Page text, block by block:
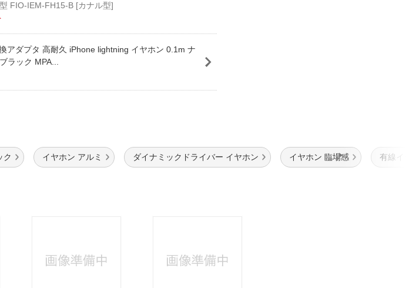
FIO-IEM-FH15-B [カナル型]
アダプタ 高耐久 iPhone lightning イヤホン 0.1m ナ
ラック MPA...
ク イヤホン アルミ ダイナミックドライバー イヤホン イヤホン 臨場感 有線イヤ